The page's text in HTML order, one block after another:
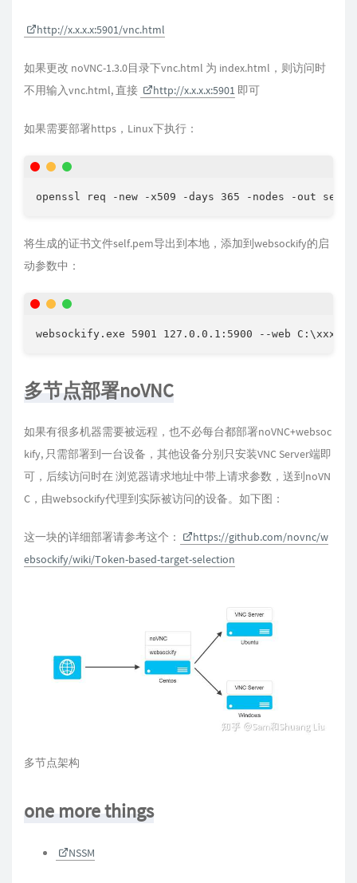
http://x.x.x.x:5901/vnc.html
如果更改 noVNC-1.3.0目录下vnc.html 为 index.html，则访问时
不用输入vnc.html, 直接
http://x.x.x.x:5901 即可
如果需要部署https，Linux下执行：
openssl req -new -x509 -days 365 -nodes -out
将生成的证书文件self.pem导出到本地，添加到websockify的启
动参数中：
websockify.exe 5901 127.0.0.1:5900 --web
多节点部署noVNC
如果有很多机器需要被远程，也不必每台都部署noVNC+websoc
kify, 只需部署到一台设备，其他设备分别只安装VNC Server端即
可，后续访问时在 浏览器请求地址中带上请求参数，送到noVN
C，由websockify代理到实际被访问的设备。如下图：
这一块的详细部署请参考这个：
https://github.com/novnc/w
ebsockify/wiki/Token-based-target-selection
多节点架构
one more things
NSSM